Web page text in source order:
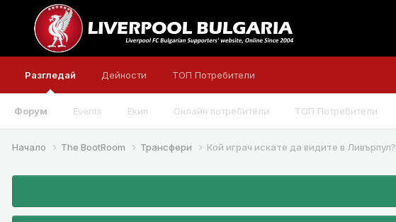
Разгледай
Форум Events Екип Онлайн потребители ТОП Потребители
Дейности ТОП Потребители
Начало The BootRoom Трансфери Кой играч искате да видите в Ливърпул?